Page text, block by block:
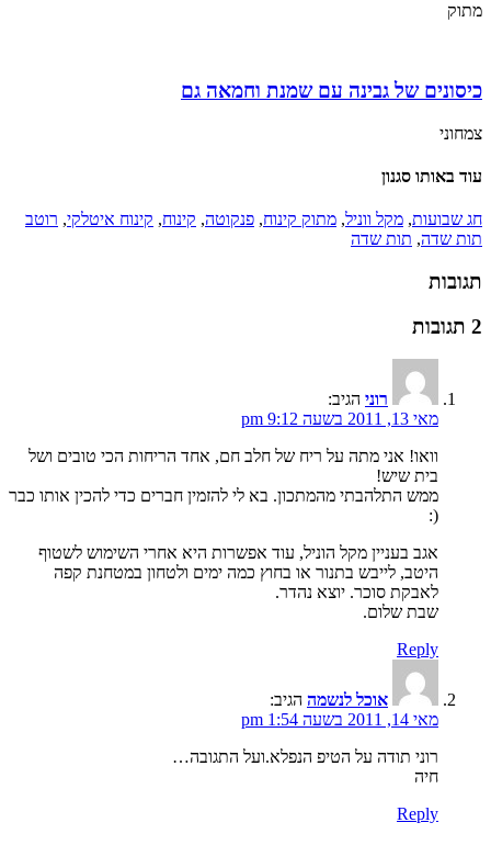
מתוק
כיסונים של גבינה עם שמנת וחמאה גם
צמחוני
עוד באותו סגנון
חג שבועות, מקל ווניל, מתוק קינוח, פנקוטה, קינוח, קינוח איטלקי, רוטב
תות שדה, תות שדה
תגובות
2 תגובות
רוני הגיב:
מאי 13, 2011 בשעה 9:12 pm
וואו! אני מתה על ריח של חלב חם, אחד הריחות הכי טובים ושל
בית שיש!
ממש התלהבתי מהמתכון. בא לי להזמין חברים כדי להכין אותו כבר
(:
אגב בעניין מקל הוניל, עוד אפשרות היא אחרי השימוש לשטוף
היטב, לייבש בתנור או בחוץ כמה ימים ולטחון במטחנת קפה
לאבקת סוכר. יוצא נהדר.
שבת שלום.
Reply
אוכל לנשמה הגיב:
מאי 14, 2011 בשעה 1:54 pm
רוני תודה על הטיפ הנפלא.ועל התגובה…
חיה
Reply